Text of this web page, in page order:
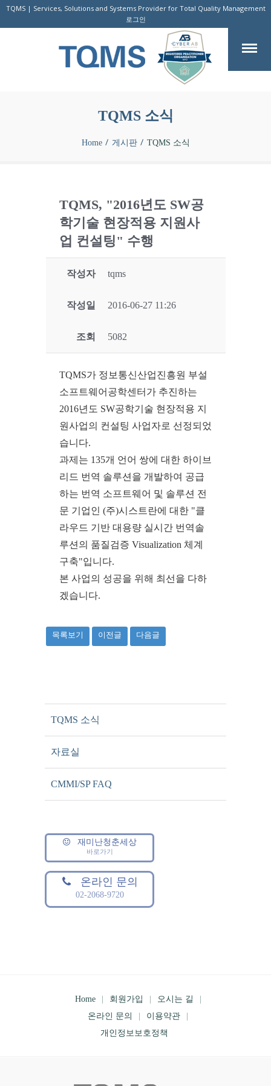
TQMS | Services, Solutions and Systems Provider for Total Quality Management
로그인
TQMS 소식
Home 게시판 TQMS 소식
TQMS, "2016년도 SW공
학기술 현장적용 지원사
업 컨설팅" 수행
작성자 tqms
작성일 2016-06-27 11:26
조회 5082
TQMS가 정보통신산업진흥원 부설
소프트웨어공학센터가 추진하는
2016년도 SW공학기술 현장적용 지
원사업의 컨설팅 사업자로 선정되었
습니다.
과제는 135개 언어 쌍에 대한 하이브
리드 번역 솔루션을 개발하여 공급
하는 번역 소프트웨어 및 솔루션 전
문 기업인 (주)시스트란에 대한 "클
라우드 기반 대용량 실시간 번역솔
루션의 품질검증 Visualization 체계
구축"입니다.
본 사업의 성공을 위해 최선을 다하
겠습니다.
목록보기 이전글 다음글
TQMS 소식
자료실
CMMI/SP FAQ
재미난청춘세상
바로가기
온라인 문의
02-2068-9720
Home 회원가입
오시는 길
온라인 문의
이용약관
개인정보보호정책